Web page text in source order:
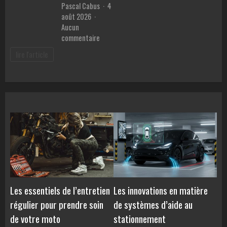
ligne
Pascal Cabus
4
août 2026
Aucun
commentaire
comparer
les
TAEG
et
éviter
les
pièges
des
banques
?
Les essentiels de l’entretien
régulier pour prendre soin
de votre moto
Les innovations en matière
de systèmes d’aide au
stationnement